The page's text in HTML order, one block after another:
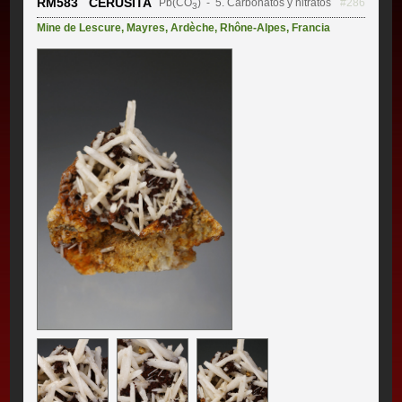
RM583 CERUSITA Pb(CO3)- 5. Carbonatos y nitratos
#286
Mine de Lescure,Mayres,Ardèche,Rhône-Alpes,Francia